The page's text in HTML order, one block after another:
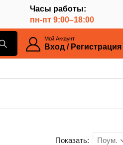
Часы работы:
пн-пт 9:00–18:00
Мой Аккаунт
Вход / Регистрация
Показать: